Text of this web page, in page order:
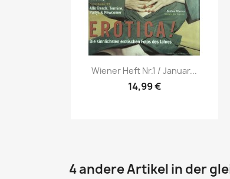
Vorschau
Wiener Heft Nr.1 / Januar...
14,99 €
4 andere Artikel in der